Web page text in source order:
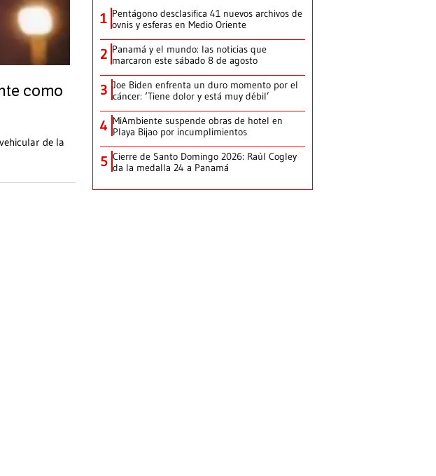
como
de la
1 Pentágono desclasifica 41 nuevos archivos de
ovnis y esferas en Medio Oriente
2 Panamá y el mundo: las noticias que
marcaron este sábado 8 de agosto
3 Joe Biden enfrenta un duro momento por el
cáncer: ‘Tiene dolor y está muy débil’
4 MiAmbiente suspende obras de hotel en
Playa Bijao por incumplimientos
5 Cierre de Santo Domingo 2026: Raúl Cogley
da la medalla 24 a Panamá